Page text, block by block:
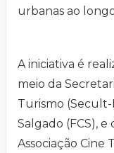
urbanas ao
A iniciativa é
meio da
Turismo (Secult-
Salgado (FCS),
Associação Cine